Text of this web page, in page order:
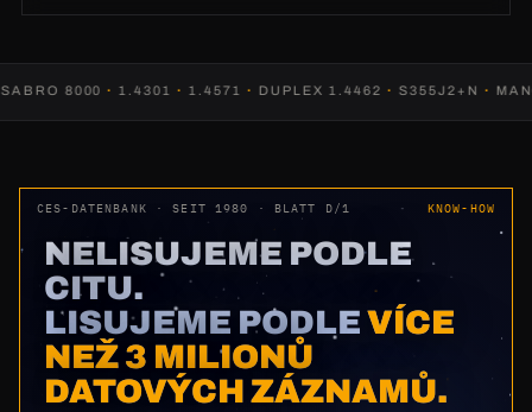
8000·1.4301·1.4571·DUPLEX 1.4462·S355J2+N·
CES-DATENBANK · SEIT 1980 · BLATT D/1 KNOW-HOW
NELISUJEME PODLE
CITU.
LISUJEME PODLEVÍCE
NEŽ 3 MILIONŮ
DATOVÝCH ZÁZNAMŮ.